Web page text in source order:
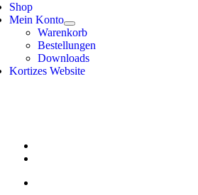
Shop
Mein Konto
Warenkorb
Bestellungen
Downloads
Kortizes Website